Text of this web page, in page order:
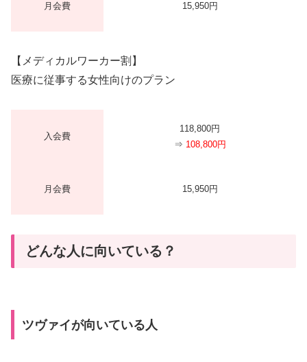
月会費 15,950円
【メディカルワーカー割】
医療に従事する女性向けのプラン
入会費
118,800円
⇒ 108,800円
月会費 15,950円
どんな人に向いている？
ツヴァイが向いている人